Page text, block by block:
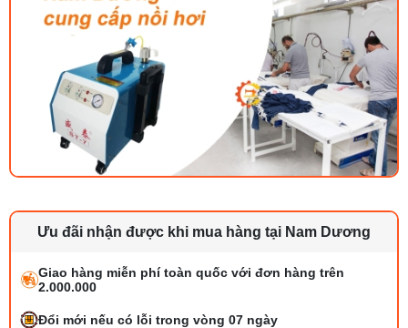
Ưu đãi nhận được khi mua hàng tại Nam Dương
Giao hàng miễn phí toàn quốc với đơn hàng trên
2.000.000
Đổi mới nếu có lỗi trong vòng 07 ngày